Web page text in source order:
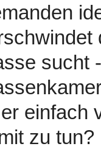
sucht
einfach
zu tun?